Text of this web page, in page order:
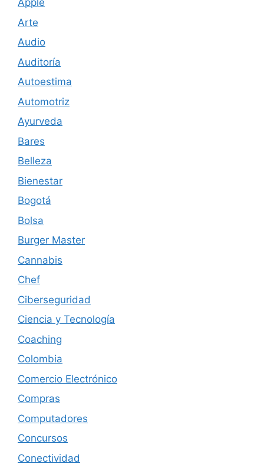
Apple
Arte
Audio
Auditoría
Autoestima
Automotriz
Ayurveda
Bares
Belleza
Bienestar
Bogotá
Bolsa
Burger Master
Cannabis
Chef
Ciberseguridad
Ciencia y Tecnología
Coaching
Colombia
Comercio Electrónico
Compras
Computadores
Concursos
Conectividad